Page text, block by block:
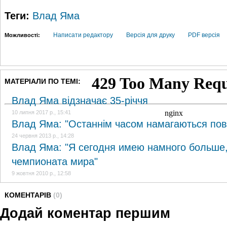
Теги: Влад Яма
Можливості: Написати редактору Версія для друку PDF версія
МАТЕРІАЛИ ПО ТЕМІ:
Влад Яма відзначає 35-річчя
10 липня 2017 р., 15:41
Влад Яма: "Останнім часом намагаються
24 червня 2013 р., 14:28
Влад Яма: "Я сегодня имею намного
чемпионата мира"
9 жовтня 2010 р., 12:58
КОМЕНТАРІВ (0)
Додай коментар першим